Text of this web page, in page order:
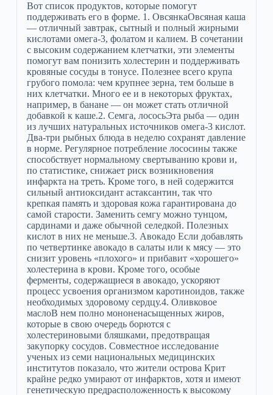
Вот список продуктов, которые помогут
поддерживать его в форме. 1. ОвсянкаОвсяная каша
— отличный завтрак, сытный и полный жирными
кислотами омега-3, фолатом и калием. В сочетании
с высоким содержанием клетчатки, эти элементы
помогут вам понизить холестерин и поддерживать
кровяные сосуды в тонусе. Полезнее всего крупа
грубого помола: чем крупнее зерна, тем больше в
них клетчатки. Много ее и в некоторых фруктах,
например, в банане — он может стать отличной
добавкой к каше.2. Семга, лососьЭта рыба — один
из лучших натуральных источников омега-3 кислот.
Два-три рыбных блюда в неделю сохранят давление
в норме. Регулярное потребление лососины также
способствует нормальному свертыванию крови и,
по статистике, снижает риск возникновения
инфаркта на треть. Кроме того, в ней содержится
сильный антиоксидант астаксантин, так что
крепкая память и здоровая кожа гарантирована до
самой старости. Заменить семгу можно тунцом,
сардинами и даже обычной селедкой. Полезных
кислот в них не меньше.3. Авокадо Если добавлять
по четвертинке авокадо в салаты или к мясу — это
снизит уровень «плохого» и прибавит «хорошего»
холестерина в крови. Кроме того, особые
ферменты, содержащиеся в авокадо, ускоряют
процесс усвоения организмом каротиноидов, также
необходимых здоровому сердцу.4. Оливковое
маслоВ нем полно мононенасыщенных жиров,
которые в свою очередь борются с
холестериновыми бляшками, предотвращая
закупорку сосудов. Совместное исследование
ученых из семи национальных медицинских
институтов показало, что жители острова Крит
крайне редко умирают от инфарктов, хотя и имеют
генетическую предрасположенность к высокому